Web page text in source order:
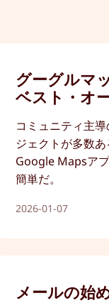
グーグルマ
ベスト・オ
コミュニティ主
ジェクトが多数
Google Mapsア
簡単だ。
2026-01-07
メールの始